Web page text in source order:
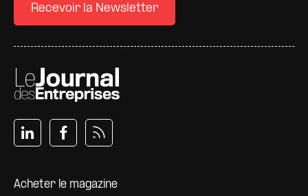
Recevoir la Newsletter
Pied de page
Acheter le magazine